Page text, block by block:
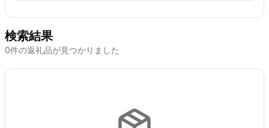
検索結果
0件の返礼品が見つかりました